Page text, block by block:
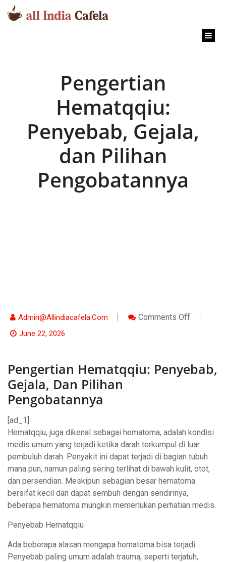
content
Pengertian
Hematqqiu:
Penyebab, Gejala,
dan Pilihan
Pengobatannya
Admin@allindiacafela.com Comments OffOn
Pilihan
June 22, 2026
Pengertian Hematqqiu: Penyebab,
Gejala, Dan Pilihan
Pengobatannya
[ad_1]
Hematqqiu, juga dikenal sebagai hematoma, adalah kondisi
medis umum yang terjadi ketika darah terkumpul di luar
pembuluh darah. Penyakit ini dapat terjadi di bagian tubuh
mana pun, namun paling sering terlihat di bawah kulit, otot,
dan persendian. Meskipun sebagian besar hematoma
bersifat kecil dan dapat sembuh dengan sendirinya,
beberapa hematoma mungkin memerlukan perhatian medis.
Penyebab Hematqqiu
Ada beberapa alasan mengapa hematoma bisa terjadi.
Penyebab paling umum adalah trauma, seperti terjatuh,